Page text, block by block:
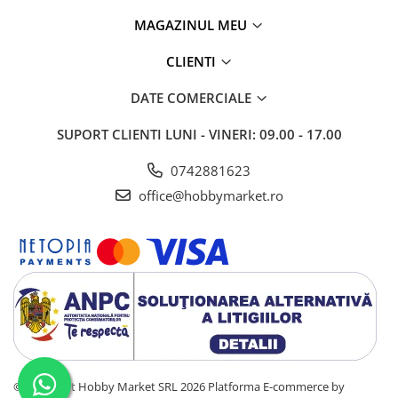
MAGAZINUL MEU
CLIENTI
DATE COMERCIALE
SUPORT CLIENTI LUNI - VINERI: 09.00 - 17.00
0742881623
office@hobbymarket.ro
©Copyright Hobby Market SRL 2026 Platforma E-commerce by